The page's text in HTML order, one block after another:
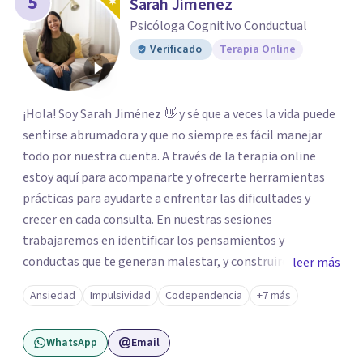
Sarah Jimenez
Psicóloga Cognitivo Conductual
Verificado Terapia Online
¡Hola! Soy Sarah Jiménez 👋 y sé que a veces la vida puede
sentirse abrumadora y que no siempre es fácil manejar
todo por nuestra cuenta. A través de la terapia online
estoy aquí para acompañarte y ofrecerte herramientas
prácticas para ayudarte a enfrentar las dificultades y
crecer en cada consulta. En nuestras sesiones
trabajaremos en identificar los pensamientos y
conductas que te generan malestar, y construiremos
alternativas prácticas y efectivas que se ajusten a ti y a tu
ritmo. Mi objetivo es ayudarte a vivir con más equilibrio,
claridad y bienestar emocional, en un espacio donde
puedas expresarte con libertad y sin juicios. Trabajo con
leer más
Ansiedad Impulsividad Codependencia +7 más
WhatsApp Email